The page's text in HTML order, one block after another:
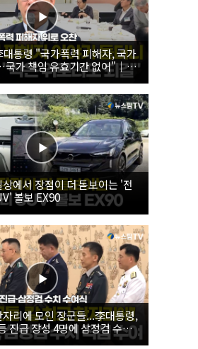
통령 "국가폭력 피해자, 국가
가 책임 유효기간 없어"｜
력 피해자 위로 오찬
에서 장점이 더 돋보이는 '전
볼보 EX90
리에 모인 장군들...李대통령,
진급 장성 4명에 삼정검 수치
장성 진급·삼정검 수치